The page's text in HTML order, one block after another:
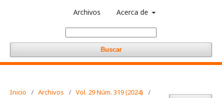
Archivos Acerca de
Buscar
Inicio / Archivos / Vol. 29 Núm. 319 (2024)
/